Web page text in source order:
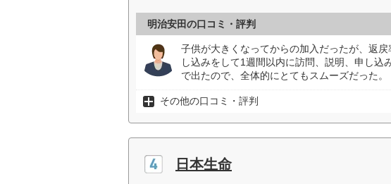
明治安田の口コミ・評判
子供が大きくなってからの加入だったが、返
し込みをして1週間以内に訪問、説明、申し込
で出たので、全体的にとてもスムーズだった。
その他の口コミ・評判
日本生命